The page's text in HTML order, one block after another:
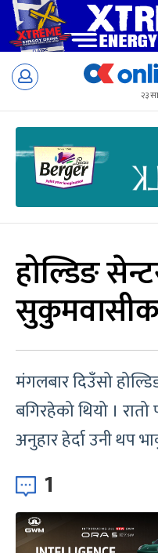
Skip
२३
होल्डिङ
मंगलबार दिउँसो
बगिरहेको थियो ।
अनुहार हेर्दा उनी थप
1